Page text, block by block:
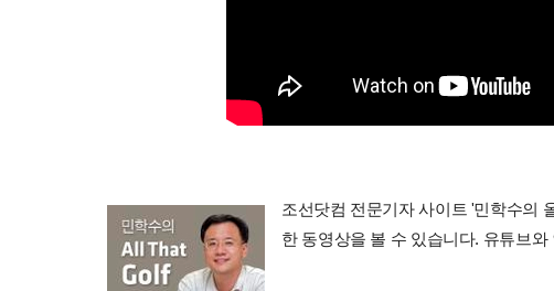
조선닷컴 전문기자 사이트 '민학수의
한 동영상을 볼 수 있습니다. 유튜브